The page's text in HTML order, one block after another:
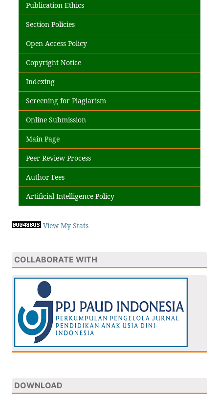
Publication Ethics
Section Policies
Open Access Policy
Copyright Notice
Indexing
Screening for Plagiarism
Online Submission
Main Page
Peer Review Process
Author Fees
Artificial Intelligence Policy
View My Stats
COLLABORATE WITH
DOWNLOAD